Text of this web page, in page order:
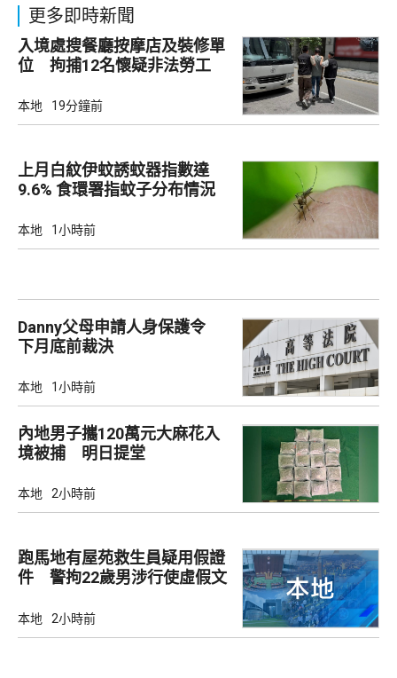
更多即時新聞
入境處搜餐廳按摩店及裝修單
位 拘捕12名懷疑非法勞工
本地 19分鐘前
上月白紋伊蚊誘蚊器指數達
9.6% 食環署指蚊子分布情況
本地 1小時前
Danny父母申請人身保護令
下月底前裁決
本地 1小時前
內地男子攜120萬元大麻花入
境被捕 明日提堂
本地 2小時前
跑馬地有屋苑救生員疑用假證
件 警拘22歲男涉行使虛假文
本地 2小時前